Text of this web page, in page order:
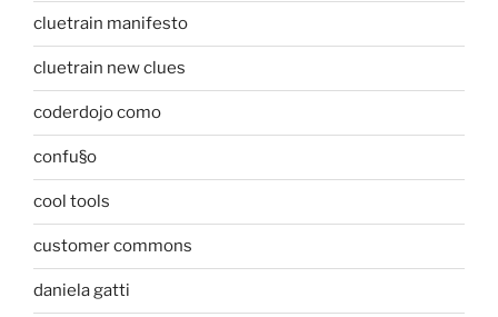
cluetrain manifesto
cluetrain new clues
coderdojo como
confu§o
cool tools
customer commons
daniela gatti